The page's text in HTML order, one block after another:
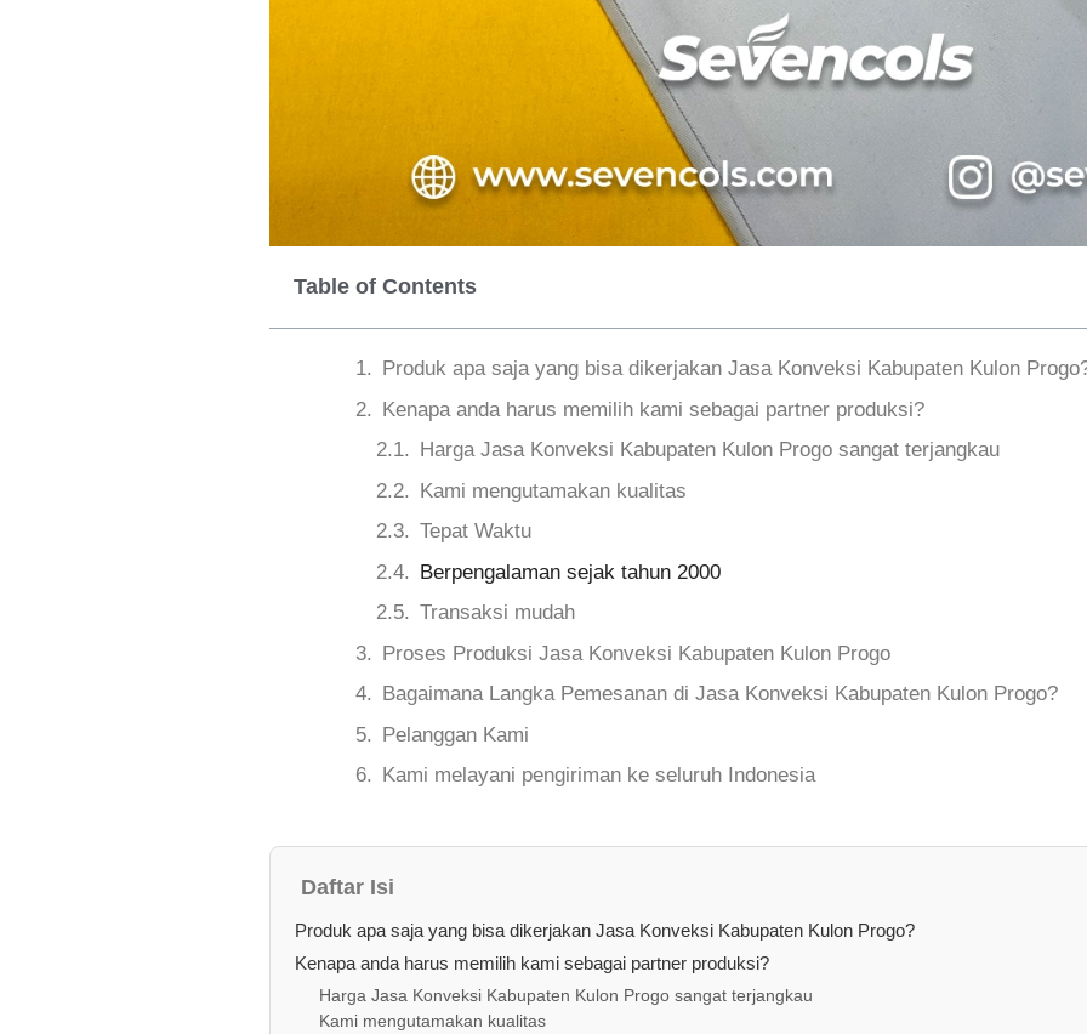
Table of Contents
Produk apa saja yang bisa dikerjakan Jasa Konveksi Kabupaten Kulon
Kenapa anda harus memilih kami sebagai partner produksi?
Harga Jasa Konveksi Kabupaten Kulon Progo sangat terjangkau
Kami mengutamakan kualitas
Tepat Waktu
Berpengalaman sejak tahun 2000
Transaksi mudah
Proses Produksi Jasa Konveksi Kabupaten Kulon Progo
Bagaimana Langka Pemesanan di Jasa Konveksi Kabupaten Kulon Progo?
Pelanggan Kami
Kami melayani pengiriman ke seluruh Indonesia
Daftar Isi
Produk apa saja yang bisa dikerjakan Jasa Konveksi Kabupaten Kulon Progo?
Kenapa anda harus memilih kami sebagai partner produksi?
Harga Jasa Konveksi Kabupaten Kulon Progo sangat terjangkau
Kami mengutamakan kualitas